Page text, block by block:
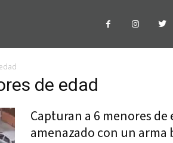
de edad
Capturan a 6 menores
amenazado con un arma